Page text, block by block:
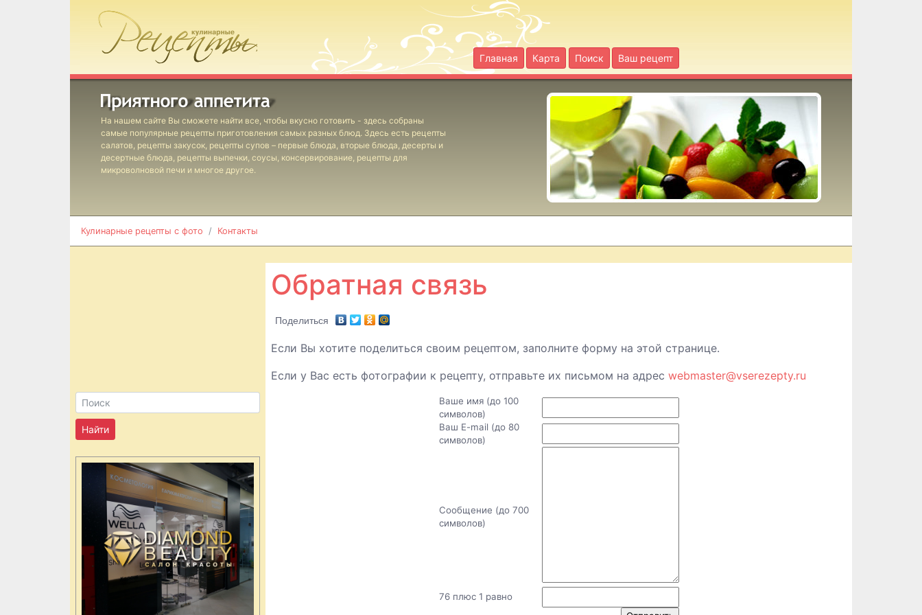
Главная Карта Поиск Ваш рецепт
На нашем сайте Вы сможете найти все, чтобы вкусно готовить - здесь собраны
самые популярные рецепты приготовления самых разных блюд. Здесь есть рецепты
салатов, рецепты закусок, рецепты супов – первые блюда, вторые блюда, десерты и
десертные блюда, рецепты выпечки, соусы, консервирование, рецепты для
микроволновой печи и многое другое.
Кулинарные рецепты с фото Контакты
Обратная связь
Поделиться
Если Вы хотите поделиться своим рецептом, заполните форму на этой странице.
Если у Вас есть фотографии к рецепту, отправьте их письмом на адрес webmaster@vserezepty.ru
Ваше имя (до 100
символов)
Ваш E-mail (до 80
символов)
Сообщение (до 700
символов)
76 плюс 1 равно